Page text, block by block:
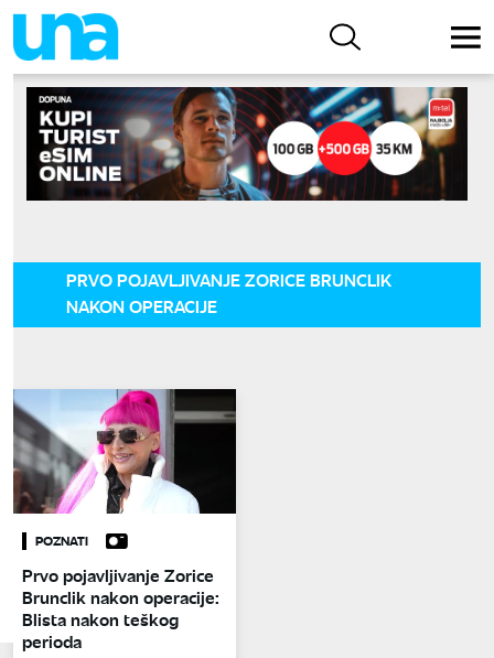
PRVO POJAVLJIVANJE ZORICE BRUNCLIK
NAKON OPERACIJE
POZNATI
Prvo pojavljivanje Zorice
Brunclik nakon operacije:
Blista nakon teškog
perioda